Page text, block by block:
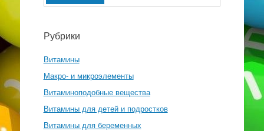
Рубрики
Витамины
Макро- и микроэлементы
Витаминоподобные вещества
Витамины для детей и подростков
Витамины для беременных